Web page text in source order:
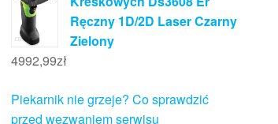
Ręczny 1D/2D Laser Czarny
Zielony
4992,99zł
Piekarnik nie grzeje? Co sprawdzić
przed wezwaniem serwisu